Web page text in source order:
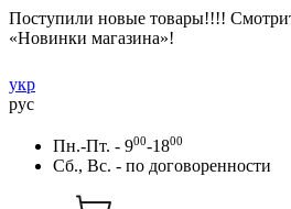
Поступили новые товары!!!!
«Новинки магазина»!
укр
рус
Пн.-Пт. - 900-1800
Сб., Вс. - по договоренности